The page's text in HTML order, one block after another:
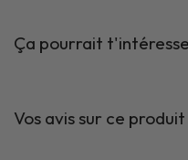
Ça pourrait
Vos avis sur ce produit